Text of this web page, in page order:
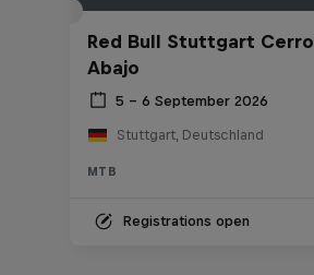
Red Bull Stuttgart Cerro
Abajo
5 – 6 September 2026
Stuttgart, Deutschland
MTB
Registrations open